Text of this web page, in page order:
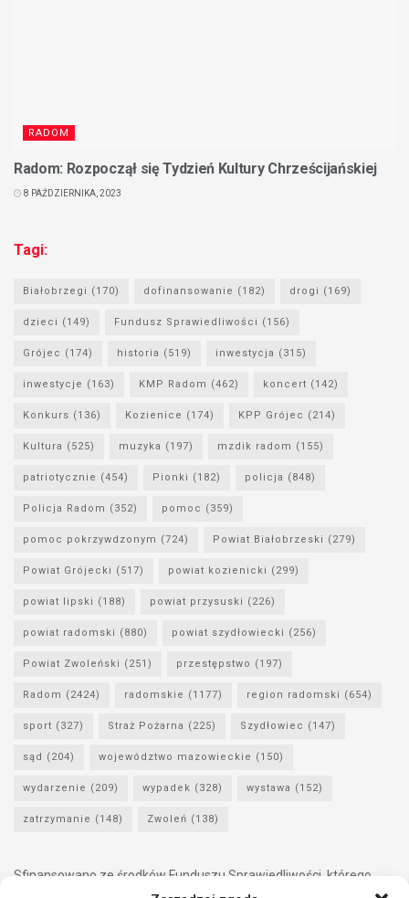
RADOM
Radom: Rozpoczął się Tydzień Kultury Chrześcijańskiej
8 PAŹDZIERNIKA, 2023
Tagi:
Białobrzegi (170) dofinansowanie (182) drogi (169)
dzieci (149) Fundusz Sprawiedliwości (156)
Grójec (174) historia (519) inwestycja (315)
inwestycje (163) KMP Radom (462) koncert (142)
Konkurs (136) Kozienice (174) KPP Grójec (214)
Kultura (525) muzyka (197) mzdik radom (155)
patriotycznie (454) Pionki (182) policja (848)
Policja Radom (352) pomoc (359)
pomoc pokrzywdzonym (724) Powiat Białobrzeski (279)
Powiat Grójecki (517) powiat kozienicki (299)
powiat lipski (188) powiat przysuski (226)
powiat radomski (880) powiat szydłowiecki (256)
Powiat Zwoleński (251) przestępstwo (197)
Radom (2424) radomskie (1177) region radomski (654)
sport (327) Straż Pożarna (225) Szydłowiec (147)
sąd (204) województwo mazowieckie (150)
wydarzenie (209) wypadek (328) wystawa (152)
zatrzymanie (148) Zwoleń (138)
Sfinansowano ze środków Funduszu Sprawiedliwości, którego